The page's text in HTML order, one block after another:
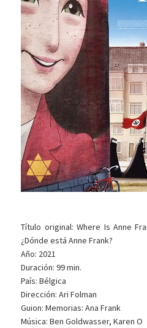
Título original: Where Is Anne
¿Dónde está Anne Frank?
Año: 2021
Duración: 99 min.
País: Bélgica
Dirección: Ari Folman
Guion: Memorias: Ana Frank
Música: Ben Goldwasser, Karen O